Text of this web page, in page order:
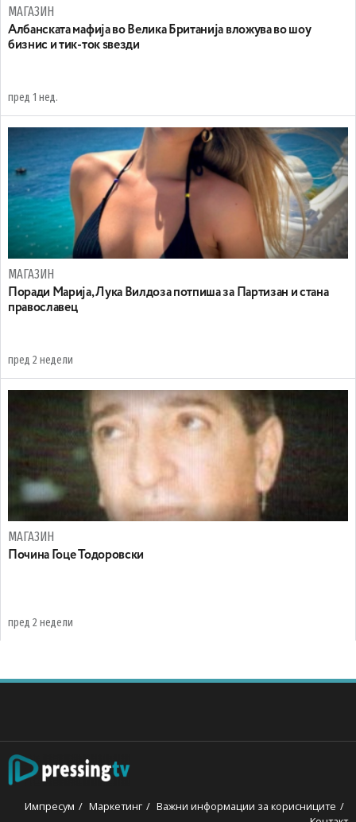
МАГАЗИН
Aлбанската мафија во Велика Британија вложува во шоу
бизнис и тик-ток ѕвезди
пред 1 нед.
МАГАЗИН
Поради Марија, Лука Вилдоза потпиша за Партизан и стана
православец
пред 2 недели
МАГАЗИН
Почина Гоце Тодоровски
пред 2 недели
Импресум Маркетинг
Важни информации за корисниците